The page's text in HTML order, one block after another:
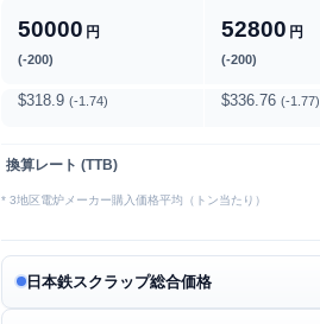
50000 円
(-200)
52800 円
(-200)
$318.9 (-1.74) $336.76 (-1.77)
換算レート (TTB)
* 3地区電炉メーカー購入価格平均（トン当たり）
日本鉄スクラップ総合価格